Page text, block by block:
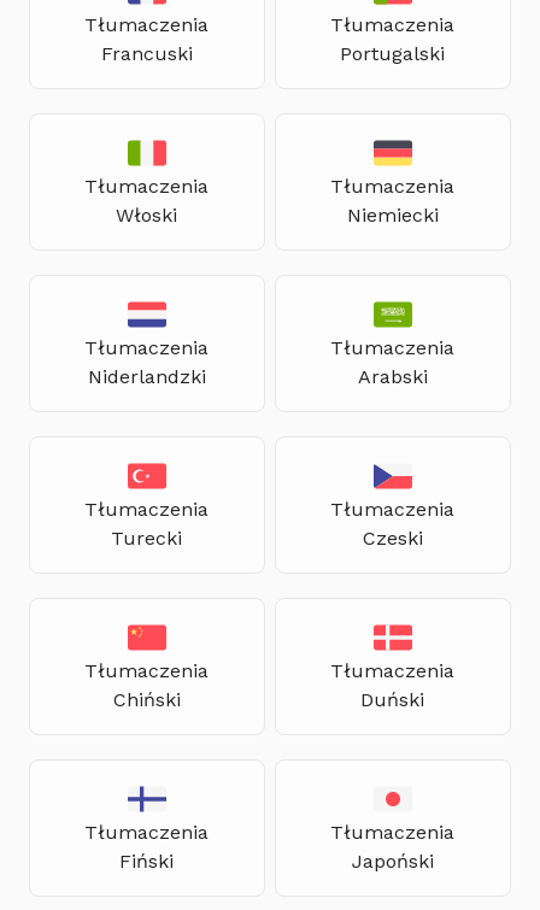
Tłumaczenia
Francuski
Tłumaczenia
Portugalski
Tłumaczenia
Włoski
Tłumaczenia
Niemiecki
Tłumaczenia
Niderlandzki
Tłumaczenia
Arabski
Tłumaczenia
Turecki
Tłumaczenia
Czeski
Tłumaczenia
Chiński
Tłumaczenia
Duński
Tłumaczenia
Fiński
Tłumaczenia
Japoński